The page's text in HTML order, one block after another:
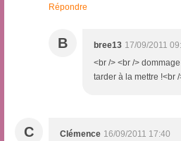
Répondre
B bree13 17/09/2011
<br /> <br />
tarder à la mettre !<br
C Clémence 16/09/2011 17:40